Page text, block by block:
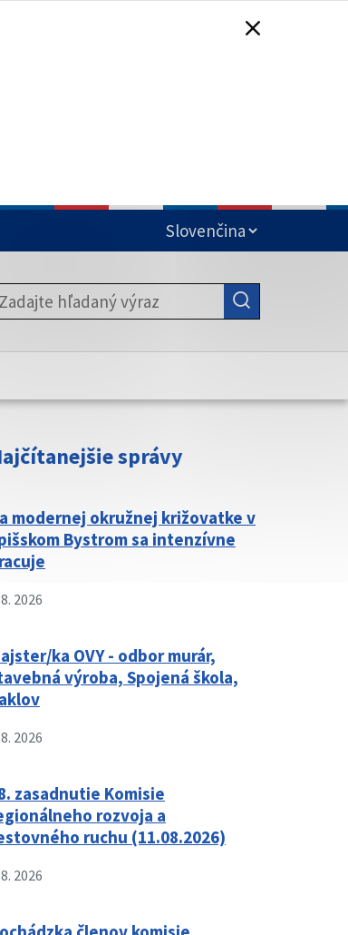
stránka vždy začína
sídla.
OTVORÍ NA NOVEJ KARTE
SA OTVORÍ NA NOVEJ KARTE
SA OTVORÍ NA NOVEJ KARTE
správy
modernej okružnej križovatke v
Bystrom sa intenzívne
2026
ka OVY - odbor murár,
výroba, Spojená škola,
2026
zasadnutie Komisie
rozvoja a
ruchu (11.08.2026)
2026